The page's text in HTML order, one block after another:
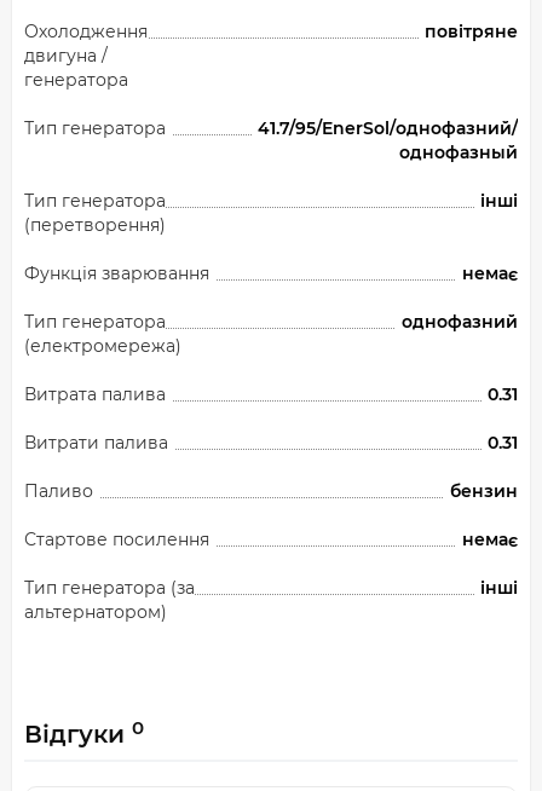
Охолодження
двигуна /
генератора
повітряне
Тип генератора
41.7/95/EnerSol/однофазний/
однофазный
Тип генератора
(перетворення)
інші
Функція зварювання немає
Тип генератора
(електромережа)
однофазний
Витрата палива 0.31
Витрати палива 0.31
Паливо бензин
Стартове посилення немає
Тип генератора (за
альтернатором)
інші
Відгуки 0